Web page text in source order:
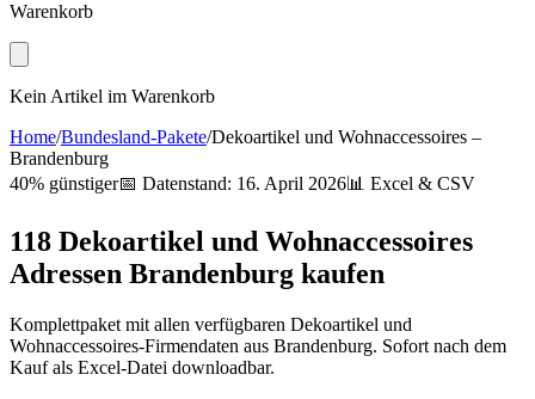
Warenkorb
Kein Artikel im Warenkorb
Home/Bundesland-Pakete/Dekoartikel und Wohnaccessoires –
Brandenburg
40% günstiger📅 Datenstand: 16. April 2026📊 Excel & CSV
118 Dekoartikel und Wohnaccessoires
Adressen Brandenburg kaufen
Komplettpaket mit allen verfügbaren Dekoartikel und
Wohnaccessoires-Firmendaten aus Brandenburg. Sofort nach dem
Kauf als Excel-Datei downloadbar.